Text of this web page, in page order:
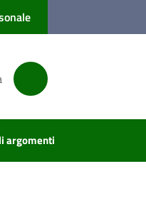
argomenti